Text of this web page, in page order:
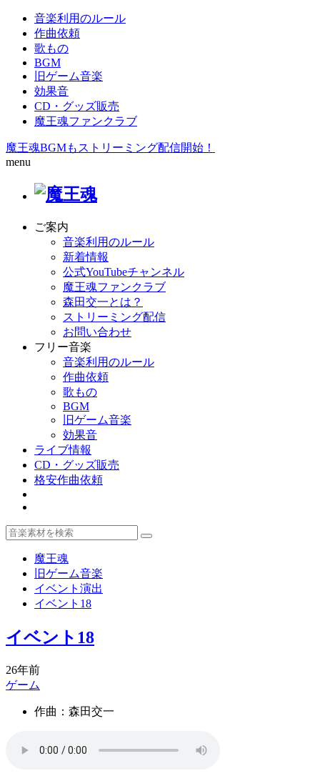
音楽利用のルール
作曲依頼
歌もの
BGM
旧ゲーム音楽
効果音
CD・グッズ販売
魔王魂ファンクラブ
魔王魂BGMもストリーミング配信開始！
menu
ご案内
音楽利用のルール
新着情報
公式YouTubeチャンネル
魔王魂ファンクラブ
森田交一とは？
ストリーミング配信
お問い合わせ
フリー音楽
音楽利用のルール
作曲依頼
歌もの
BGM
旧ゲーム音楽
効果音
ライブ情報
CD・グッズ販売
格安作曲依頼
魔王魂
旧ゲーム音楽
イベント演出
イベント18
イベント18
26年前
ゲーム
作曲：森田交一